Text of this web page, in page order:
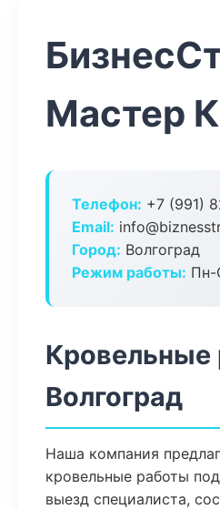
Мастер
Телефон: +7 (991)
Email:
Город: Волгоград
Режим работы: Пн-
Кровельные
Волгоград
Наша компания
кровельные работы
выезд специалиста,